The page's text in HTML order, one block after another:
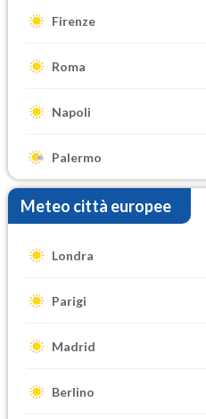
Firenze
Roma
Napoli
Palermo
Meteo città europee
Londra
Parigi
Madrid
Berlino